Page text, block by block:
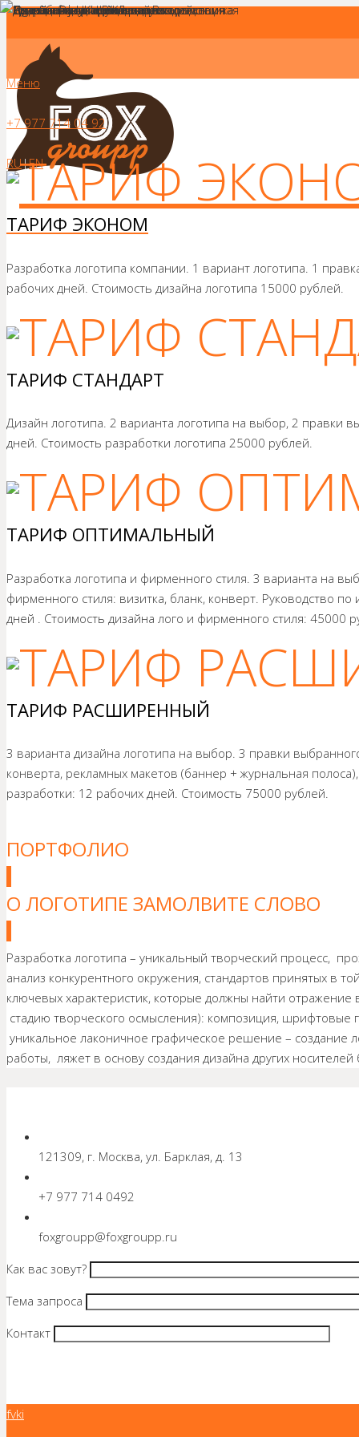
Меню
+7 977 714 04 92
RU|EN
ТАРИФ ЭКОНОМ
Разработка логотипа компании. 1 вариант логотипа. 1
рабочих дней. Стоимость дизайна логотипа 15000 рублей.
ТАРИФ СТАНДАРТ
Дизайн логотипа. 2 варианта логотипа на выбор, 2 правки
дней. Стоимость разработки логотипа 25000 рублей.
ТАРИФ ОПТИМАЛЬНЫЙ
Разработка логотипа и фирменного стиля. 3 варианта на
фирменного стиля: визитка, бланк, конверт. Руководство
дней . Стоимость дизайна лого и фирменного стиля: 45000
ТАРИФ РАСШИРЕННЫЙ
3 варианта дизайна логотипа на выбор. 3 правки
конверта, рекламных макетов (баннер + журнальная
разработки: 12 рабочих дней. Стоимость 75000 рублей.
ПОРТФОЛИО
О ЛОГОТИПЕ ЗАМОЛВИТЕ СЛОВО
Разработка логотипа – уникальный творческий процесс,
анализ конкурентного окружения, стандартов принятых в
ключевых характеристик, которые должны найти
стадию творческого осмысления): композиция, шрифтовые
уникальное лаконичное графическое решение – создание
работы, ляжет в основу создания дизайна других
121309, г. Москва, ул. Барклая, д. 13
+7 977 714 0492
foxgroupp@foxgroupp.ru
Как вас зовут?
Тема запроса
Контакт
fvki